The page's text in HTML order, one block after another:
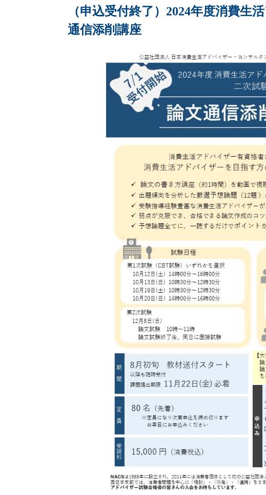
（申込受付終了）2024年度消費
通信添削講座